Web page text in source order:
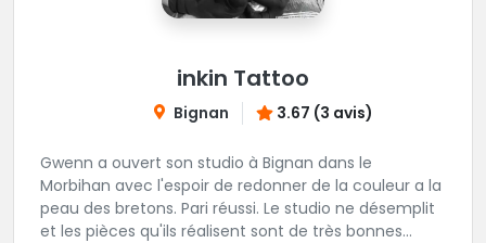
inkin Tattoo
Bignan 3.67 (3 avis)
Gwenn a ouvert son studio à Bignan dans le
Morbihan avec l'espoir de redonner de la couleur a la
peau des bretons. Pari réussi. Le studio ne désemplit
et les pièces qu'ils réalisent sont de très bonnes